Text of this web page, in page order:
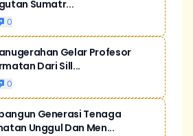
Sumatr...
0
Gelar Profesor
Dari Sill...
0
Generasi Tenaga
Unggul Dan Men...